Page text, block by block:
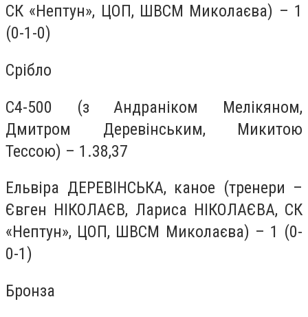
СК «Нептун», ЦОП, ШВСМ Миколаєва) – 1
(0-1-0)
Срібло
С4-500 (з Андраніком Мелікяном,
Дмитром Деревінським, Микитою
Тессою) – 1.38,37
Ельвіра ДЕРЕВІНСЬКА, каное (тренери –
Євген НІКОЛАЄВ, Лариса НІКОЛАЄВА, СК
«Нептун», ЦОП, ШВСМ Миколаєва) – 1 (0-
0-1)
Бронза